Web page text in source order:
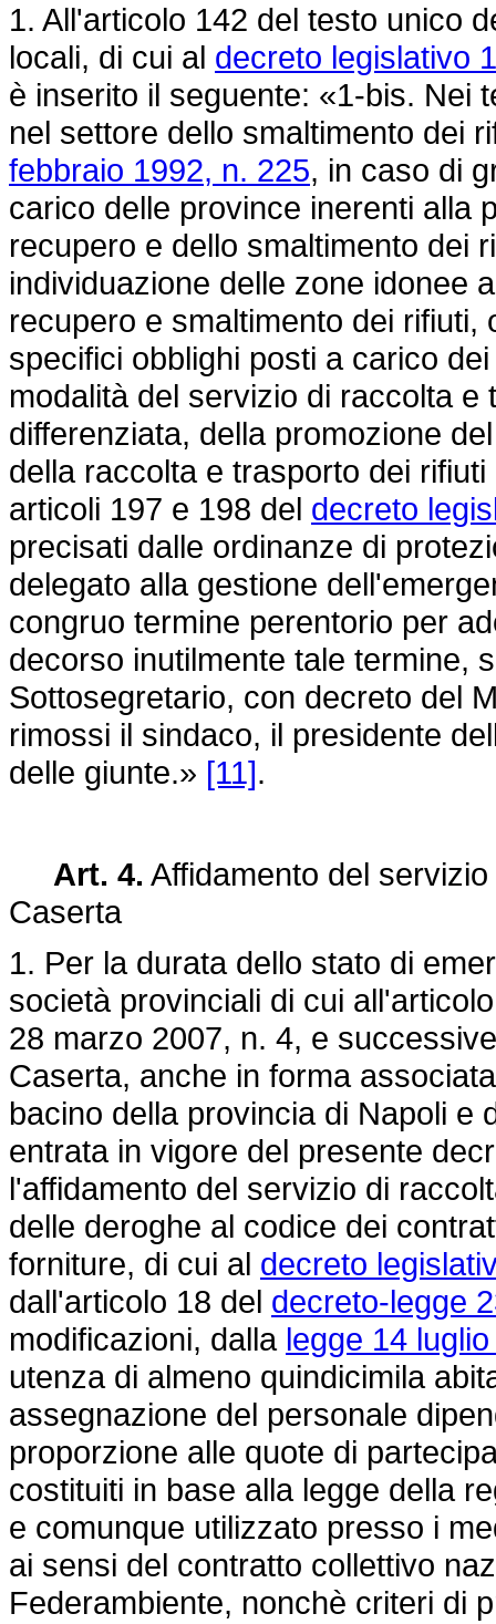
1. All'articolo 142 del testo unico
locali, di cui al decreto legislativo
è inserito il seguente: «1-bis. Nei
nel settore dello smaltimento dei
febbraio 1992, n. 225, in caso di
carico delle province inerenti alla
recupero e dello smaltimento dei
individuazione delle zone idonee
recupero e smaltimento dei
specifici obblighi posti a carico
modalità del servizio di raccolta
differenziata, della promozione
della raccolta e trasporto dei
articoli 197 e 198 del decreto
precisati dalle ordinanze di
delegato alla gestione
congruo termine perentorio per
decorso inutilmente tale termine,
Sottosegretario, con decreto del
rimossi il sindaco, il presidente
delle giunte.» [11].
Art. 4. Affidamento del
Caserta
1. Per la durata dello stato di
società provinciali di cui
28 marzo 2007, n. 4, e
Caserta, anche in forma
bacino della provincia di Napoli e
entrata in vigore del presente
l'affidamento del servizio di
delle deroghe al codice dei
forniture, di cui al decreto
dall'articolo 18 del decreto-legge
modificazioni, dalla legge 14
utenza di almeno quindicimila
assegnazione del personale
proporzione alle quote di
costituiti in base alla legge della
e comunque utilizzato presso i
ai sensi del contratto collettivo
Federambiente, nonchè criteri di